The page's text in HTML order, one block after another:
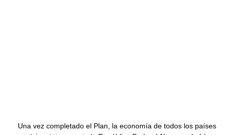
Una vez completado el Plan, la economía de todos los países